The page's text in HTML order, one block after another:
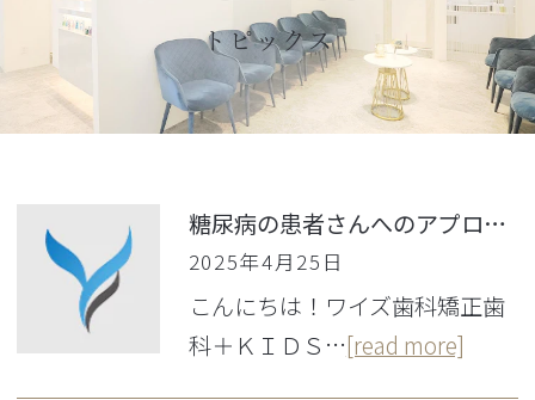
トピックス
糖尿病の患者さんへのアプローチ
2025年4月25日
こんにちは！ワイズ歯科矯正歯
科＋ＫＩＤＳ…[read more]